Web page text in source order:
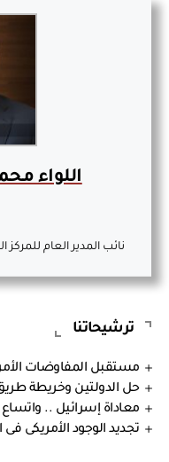
اللواء
نائب المدير العام للمركز
ترشيحاتنا
مستقبل المفاوضات
حل الدولتين وخريطة طريق
معاداة إسرائيل .. واتساع
تجديد الوجود الأمريكى